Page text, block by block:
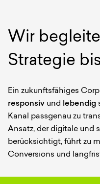
Wir
Strategie
Ein zukunftsfähiges
responsiv und lebendig
Kanal passgenau zu
Ansatz, der digitale und
berücksichtigt, führt zu
Conversions und